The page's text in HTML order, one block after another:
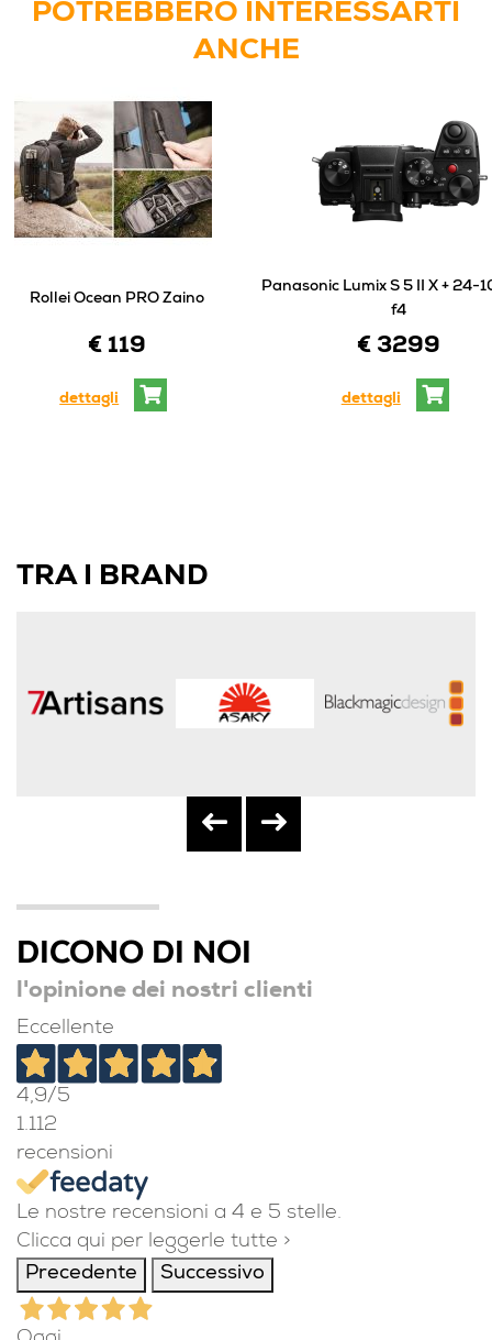
POTREBBERO INTERESSARTI
ANCHE
Rollei Ocean PRO Zaino
€ 119
dettagli
Panasonic Lumix S 5 II X + 24-
f4
€ 3299
dettagli
TRA I BRAND
DICONO DI NOI
l'opinione dei nostri clienti
Eccellente
4,9/5
1.112
recensioni
Le nostre recensioni a 4 e 5 stelle.
Clicca qui per leggerle tutte >
Precedente
Successivo